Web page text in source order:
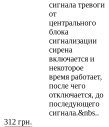
сигнала тревоги
от
центрального
блока
сигнализации
сирена
включается и
некоторое
время работает,
после чего
отключается, до
последующего
сигнала.&nbs..
312 грн.